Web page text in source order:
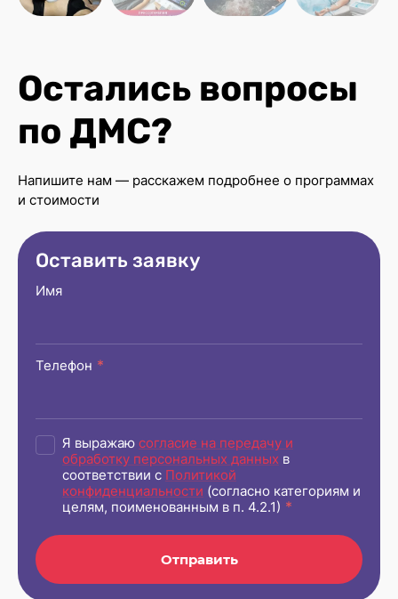
Остались вопросы
по ДМС?
Напишите нам — расскажем подробнее о программах
и стоимости
Оставить заявку
Имя
Телефон *
Я выражаю согласие на передачу и
обработку персональных данных в
соответствии с Политикой
конфиденциальности (согласно категориям и
целям, поименованным в п. 4.2.1) *
Отправить